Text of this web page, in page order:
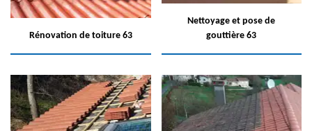
Rénovation de toiture 63
Nettoyage et pose de
gouttière 63